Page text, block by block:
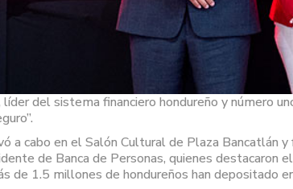
del sistema financiero hondureño y número
a cabo en el Salón Cultural de Plaza Bancatlán
de Banca de Personas, quienes
de 1.5 millones de hondureños han depositado